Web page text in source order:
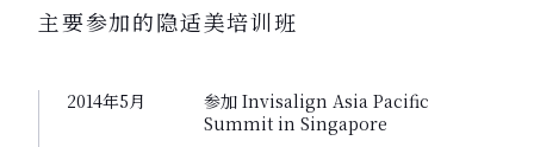
主要参加的隐适美培训班
2014年5月
参加 Invisalign Asia Pacific
Summit in Singapore